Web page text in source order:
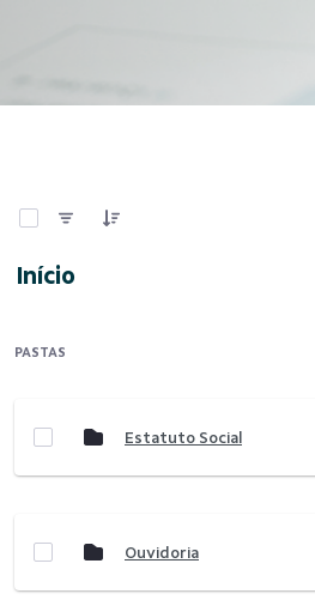
Início
PASTAS
Estatuto Social
Ouvidoria